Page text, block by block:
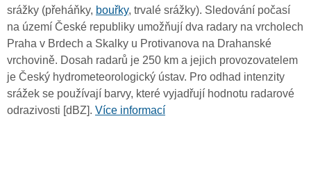
srážky (přeháňky, bouřky, trvalé srážky). Sledování počasí
na území České republiky umožňují dva radary na vrcholech
Praha v Brdech a Skalky u Protivanova na Drahanské
vrchovině. Dosah radarů je 250 km a jejich provozovatelem
je Český hydrometeorologický ústav. Pro odhad intenzity
srážek se používají barvy, které vyjadřují hodnotu radarové
odrazivosti [dBZ]. Více informací